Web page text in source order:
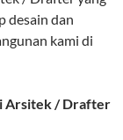
desain dan
kami di
Arsitek / Drafter